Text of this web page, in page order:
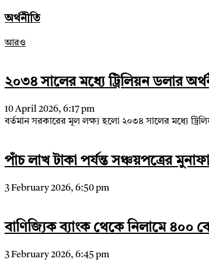
অর্থনীতি
আরও
২০৩৪ সালের মধ্যে ট্রিলিয়ন ডলার
10 April 2026, 6:17 pm
বর্তমান সরকারের মূল লক্ষ্য হলো ২০৩৪ সালের মধ্যে
পাঁচ লাখ টাকা পর্যন্ত সঞ্চয়পত্রের
3 February 2026, 6:50 pm
বাণিজ্যিক ব্যাংক থেকে নিলামে ৪০০
3 February 2026, 6:45 pm